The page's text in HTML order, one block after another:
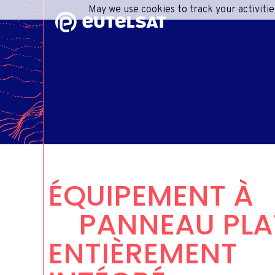
Contenu
Menu
Pied de page
ÉQUIPEMENT À
PANNEAU
ENTIÈREMENT
May we use cookies to track your